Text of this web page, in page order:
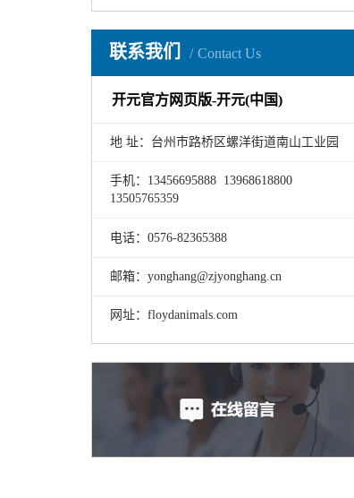
联系我们 Contact Us
开元官方网页版-开元(中国)
地 址：台州市路桥区螺洋街道南山工业园
手机：13456695888 13968618800
13505765359
电话：0576-82365388
邮箱：yonghang@zjyonghang.cn
网址：floydanimals.com